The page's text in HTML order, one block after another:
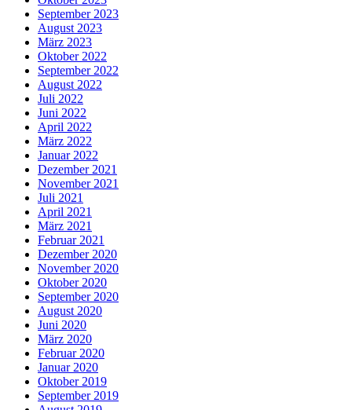
September 2023
August 2023
März 2023
Oktober 2022
September 2022
August 2022
Juli 2022
Juni 2022
April 2022
März 2022
Januar 2022
Dezember 2021
November 2021
Juli 2021
April 2021
März 2021
Februar 2021
Dezember 2020
November 2020
Oktober 2020
September 2020
August 2020
Juni 2020
März 2020
Februar 2020
Januar 2020
Oktober 2019
September 2019